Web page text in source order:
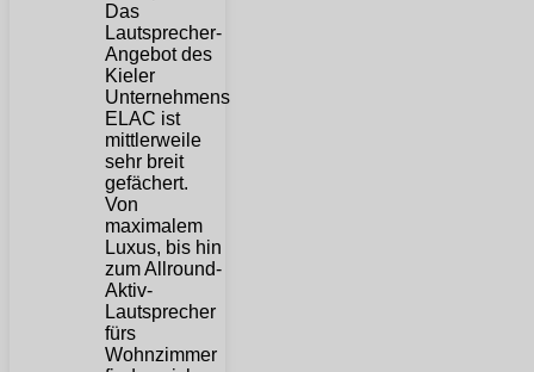
Das
Lautsprecher-
Angebot des
Kieler
Unternehmens
ELAC ist
mittlerweile
sehr breit
gefächert.
Von
maximalem
Luxus, bis hin
zum Allround-
Aktiv-
Lautsprecher
fürs
Wohnzimmer